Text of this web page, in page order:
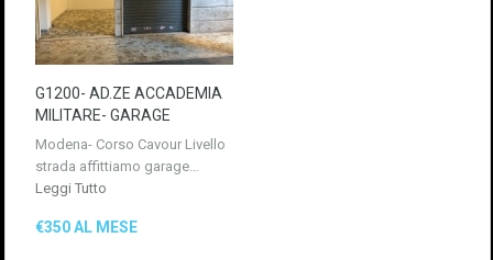
G1200- AD.ZE ACCADEMIA
MILITARE- GARAGE
Modena- Corso Cavour Livello
strada affittiamo garage…
Leggi Tutto
€350 AL MESE